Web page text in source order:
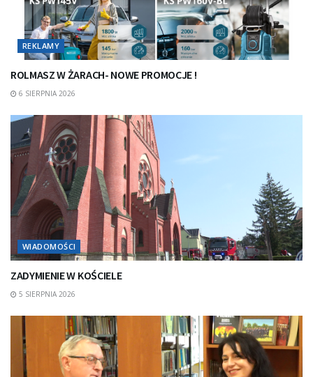
REKLAMY
ROLMASZ W ŻARACH- NOWE PROMOCJE !
6 SIERPNIA 2026
WIADOMOŚCI
ZADYMIENIE W KOŚCIELE
5 SIERPNIA 2026